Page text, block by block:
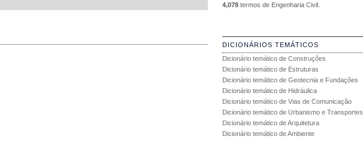
4,078termos de Engenharia Civil.
DICIONÁRIOS TEMÁTICOS
Dicionário temático de Construções
Dicionário temático de Estruturas
Dicionário temático de Geotecnia e Fundações
Dicionário temático de Hidráulica
Dicionário temático de Vias de Comunicação
Dicionário temático de Urbanismo e Transportes
Dicionário temático de Arquitetura
Dicionário temático de Ambiente